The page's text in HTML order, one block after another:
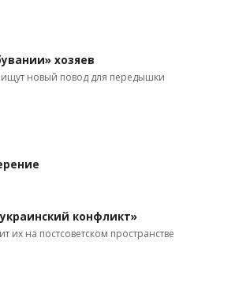
хозяев
новый повод для передышки
конфликт»
на постсоветском пространстве